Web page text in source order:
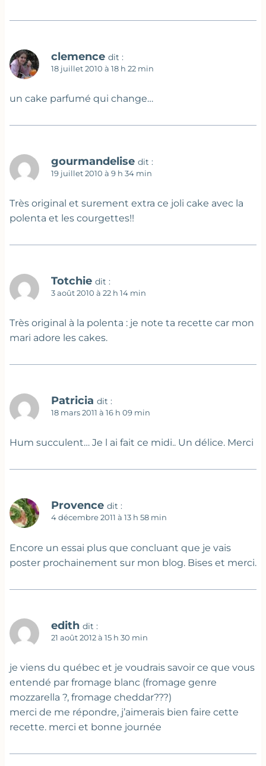
clemence dit :
18 juillet 2010 à 18 h 22 min
un cake parfumé qui change…
gourmandelise dit :
19 juillet 2010 à 9 h 34 min
Très original et surement extra ce joli cake avec la
polenta et les courgettes!!
Totchie dit :
3 août 2010 à 22 h 14 min
Très original à la polenta : je note ta recette car mon
mari adore les cakes.
Patricia dit :
18 mars 2011 à 16 h 09 min
Hum succulent… Je l ai fait ce midi.. Un délice. Merci
Provence dit :
4 décembre 2011 à 13 h 58 min
Encore un essai plus que concluant que je vais
poster prochainement sur mon blog. Bises et merci.
edith dit :
21 août 2012 à 15 h 30 min
je viens du québec et je voudrais savoir ce que vous
entendé par fromage blanc (fromage genre
mozzarella ?, fromage cheddar???)
merci de me répondre, j’aimerais bien faire cette
recette. merci et bonne journée